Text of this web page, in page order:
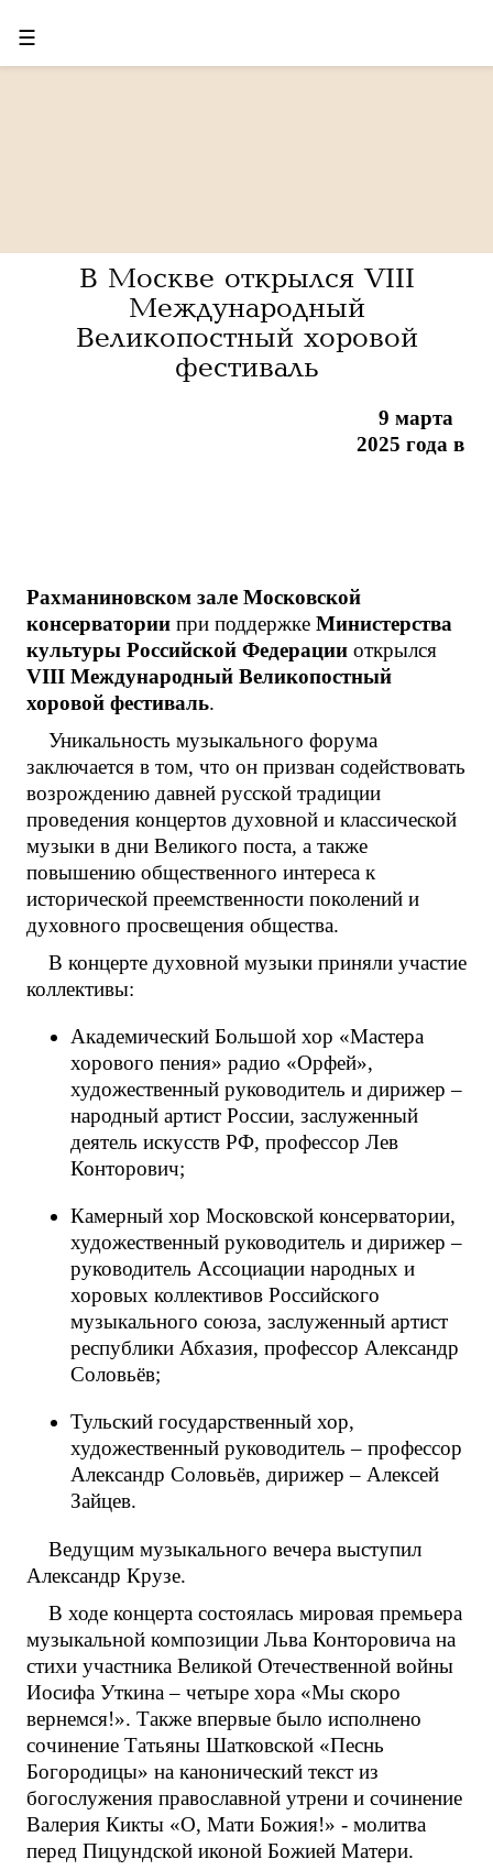
☰
В Москве открылся VIII
Международный
Великопостный хоровой
фестиваль
9 марта
2025 года в
Рахманиновском зале Московской
консерватории при поддержке Министерства
культуры Российской Федерации открылся
VIII Международный Великопостный
хоровой фестиваль.
Уникальность музыкального форума
заключается в том, что он призван содействовать
возрождению давней русской традиции
проведения концертов духовной и классической
музыки в дни Великого поста, а также
повышению общественного интереса к
исторической преемственности поколений и
духовного просвещения общества.
В концерте духовной музыки приняли участие
коллективы:
Академический Большой хор «Мастера
хорового пения» радио «Орфей»,
художественный руководитель и дирижер –
народный артист России, заслуженный
деятель искусств РФ, профессор Лев
Конторович;
Камерный хор Московской консерватории,
художественный руководитель и дирижер –
руководитель Ассоциации народных и
хоровых коллективов Российского
музыкального союза, заслуженный артист
республики Абхазия, профессор Александр
Соловьёв;
Тульский государственный хор,
художественный руководитель – профессор
Александр Соловьёв, дирижер – Алексей
Зайцев.
Ведущим музыкального вечера выступил
Александр Крузе.
В ходе концерта состоялась мировая премьера
музыкальной композиции Льва Конторовича на
стихи участника Великой Отечественной войны
Иосифа Уткина – четыре хора «Мы скоро
вернемся!». Также впервые было исполнено
сочинение Татьяны Шатковской «Песнь
Богородицы» на канонический текст из
богослужения православной утрени и сочинение
Валерия Кикты «О, Мати Божия!» - молитва
перед Пицундской иконой Божией Матери.